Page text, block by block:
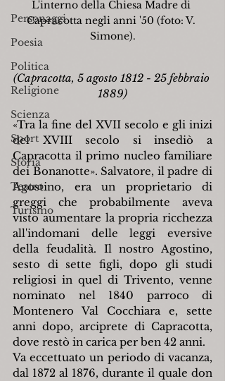
Personaggi
Poesia
Politica
Religione
Scienza
Sport
Storia
Teatro
Turismo
L'interno della Chiesa Madre di
Capracotta negli anni '50 (foto: V.
Simone).
(Capracotta, 5 agosto 1812 - 25 febbraio
1889)
«Tra la fine del XVII secolo e gli inizi
del XVIII secolo si insediò a
Capracotta il primo nucleo familiare
dei Bonanotte». Salvatore, il padre di
Agostino, era un proprietario di
greggi che probabilmente aveva
visto aumentare la propria ricchezza
all'indomani delle leggi eversive
della feudalità. Il nostro Agostino,
sesto di sette figli, dopo gli studi
religiosi in quel di Trivento, venne
nominato nel 1840 parroco di
Montenero Val Cocchiara e, sette
anni dopo, arciprete di Capracotta,
dove restò in carica per ben 42 anni.
Va eccettuato un periodo di vacanza,
dal 1872 al 1876, durante il quale don